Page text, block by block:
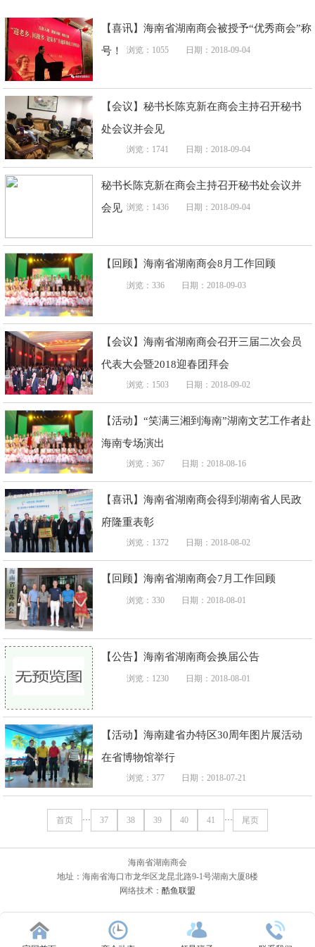
【喜讯】海南省湖南商会被授予“优秀商会”称
号！ 浏览：1055 日期：2018-09-04
【会议】秘书长陈克新在商会主持召开秘书
处会议并会见
浏览：1741 日期：2018-09-04
秘书长陈克新在商会主持召开秘书处会议并
会见 浏览：1436 日期：2018-09-04
【回顾】海南省湖南商会8月工作回顾
浏览：336 日期：2018-09-03
【会议】海南省湖南商会召开三届二次会员
代表大会暨2018迎春团拜会
浏览：1503 日期：2018-09-02
【活动】“笑满三湘到海南”湖南文艺工作者赴
海南专场演出
浏览：367 日期：2018-08-16
【喜讯】海南省湖南商会得到湖南省人民政
府隆重表彰
浏览：1372 日期：2018-08-02
【回顾】海南省湖南商会7月工作回顾
浏览：330 日期：2018-08-01
【公告】海南省湖南商会换届公告
浏览：1230 日期：2018-08-01
【活动】海南建省办特区30周年图片展活动
在省博物馆举行
浏览：377 日期：2018-07-21
首页 ··· 37 38 39 40 41 ··· 尾页
海南省湖南商会
地址：海南省海口市龙华区龙昆北路9-1号湖南大厦8楼
网络技术： 酷鱼联盟